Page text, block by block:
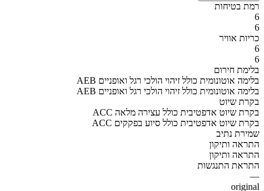
רמת בטיחות
6
6
כריות אוויר
6
6
בלימת חירום
AEB בלימה אוטונומית כולל זיהוי הולכי רגל ואופניים
AEB בלימה אוטונומית כולל זיהוי הולכי רגל ואופניים
בקרת שיוט
ACC בקרת שיוט אדפטיבית כולל עצירה מלאה
ACC בקרת שיוט אדפטיבית כולל סיוע בפקקים
שמירת נתיב
התראה ותיקון
התראה ותיקון
התראת התנגשות
—
original